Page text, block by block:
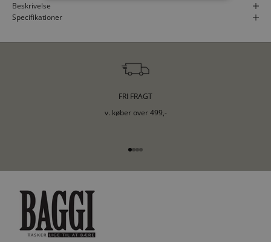
Beskrivelse
Specifikationer
FRI FRAGT
v. køber over 499,-
Gå til element 1
Gå til element 2
Gå til element 3
Gå til element 4